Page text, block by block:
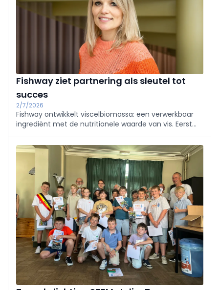
Fishway ziet partnering als sleutel tot
succes
2/7/2026
Fishway ontwikkelt viscelbiomassa: een verwerkbaar
ingrediënt met de nutritionele waarde van vis. Eerst
ook voedingsbedrijven een veilige, stabiele en
schaalbare bron van visingrediënten aanreiken.